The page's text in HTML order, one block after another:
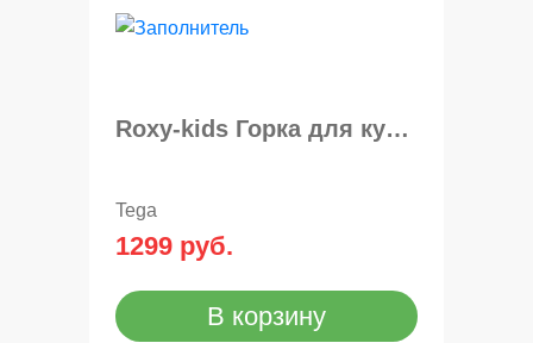
Roxy-kids Горка для купания складная RSB-12-MT
Tega
1299 руб.
В корзину